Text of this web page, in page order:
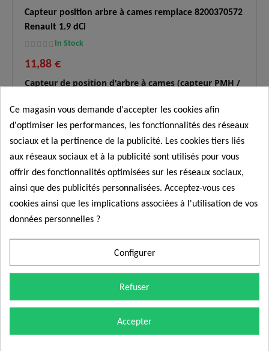
Capteur position arbre à cames remplace 8200370572
Renault 1.9 dCi
In Stock
11,88 €
Capteur de position d'arbre à cames (capteur PMH /
précisionremplace les références Renault
8200370572, 8200038472, 8200709844, 8200789528,
7700103486, ainsi que les équivalences Nissan, Opel,
GM, Mitsubishi, Suzuki, Volvo. Il est essentiel pour la
synchronisation de l'injection sur les moteurs Diesel
dCi, DTI, DI-D.
✅
Moteurs
compatibles
:
1.9 dCi/dTI (F9Q), 2.2 dCi (G9T), 2.5
dCi (G9U), 1.9 DI-D (F9Q).
✅
puissance, voyant moteur allumé.
✅
:
Renault
Nissan Interstar/Primastar, Opel
Movano/Vivaro, Mitsubishi
Carisma/Space Star, Suzuki Grand
Vitara, Volvo S40/V40.
Commander
Ce magasin vous demande d'accepter les cookies afin
d'optimiser les performances, les fonctionnalités des réseaux
sociaux et la pertinence de la publicité. Les cookies tiers liés
aux réseaux sociaux et à la publicité sont utilisés pour vous
offrir des fonctionnalités optimisées sur les réseaux sociaux,
ainsi que des publicités personnalisées. Acceptez-vous ces
cookies ainsi que les implications associées à l'utilisation de vos
données personnelles ?
Configurer
Refuser
Accepter